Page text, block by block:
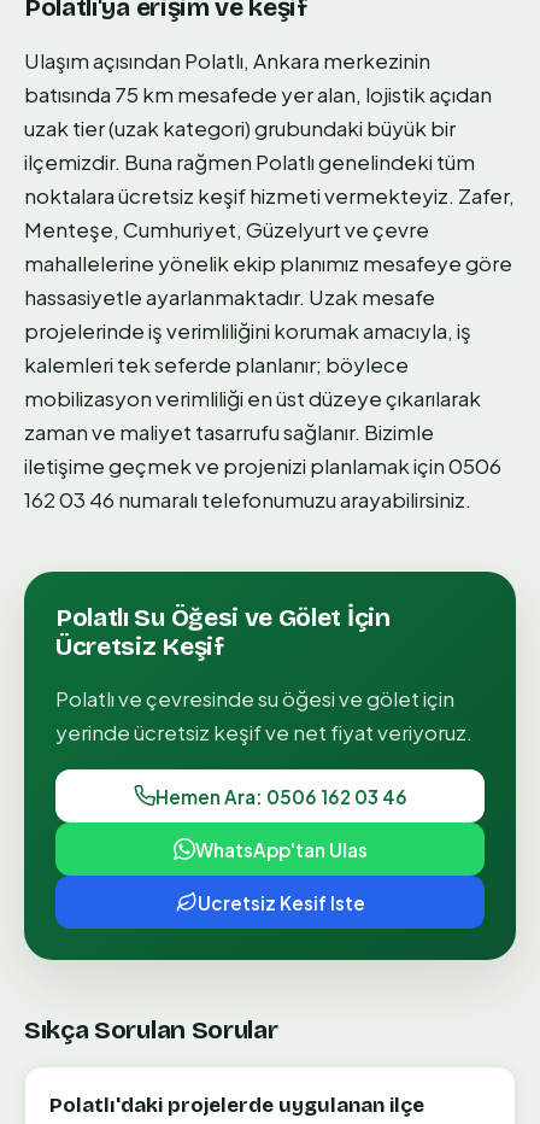
Polatlı'ya erişim ve keşif
Ulaşım açısından Polatlı, Ankara merkezinin
batısında 75 km mesafede yer alan, lojistik açıdan
uzak tier (uzak kategori) grubundaki büyük bir
ilçemizdir. Buna rağmen Polatlı genelindeki tüm
noktalara ücretsiz keşif hizmeti vermekteyiz. Zafer,
Menteşe, Cumhuriyet, Güzelyurt ve çevre
mahallelerine yönelik ekip planımız mesafeye göre
hassasiyetle ayarlanmaktadır. Uzak mesafe
projelerinde iş verimliliğini korumak amacıyla, iş
kalemleri tek seferde planlanır; böylece
mobilizasyon verimliliği en üst düzeye çıkarılarak
zaman ve maliyet tasarrufu sağlanır. Bizimle
iletişime geçmek ve projenizi planlamak için 0506
162 03 46 numaralı telefonumuzu arayabilirsiniz.
Polatlı Su Öğesi ve Gölet İçin
Ücretsiz Keşif
Polatlıve çevresindesu öğesi ve göletiçin
yerinde ücretsiz keşif ve net fiyat veriyoruz.
Hemen Ara: 0506 162 03 46
WhatsApp'tan Ulas
Ucretsiz Kesif Iste
Sıkça Sorulan Sorular
Polatlı'daki projelerde uygulanan ilçe